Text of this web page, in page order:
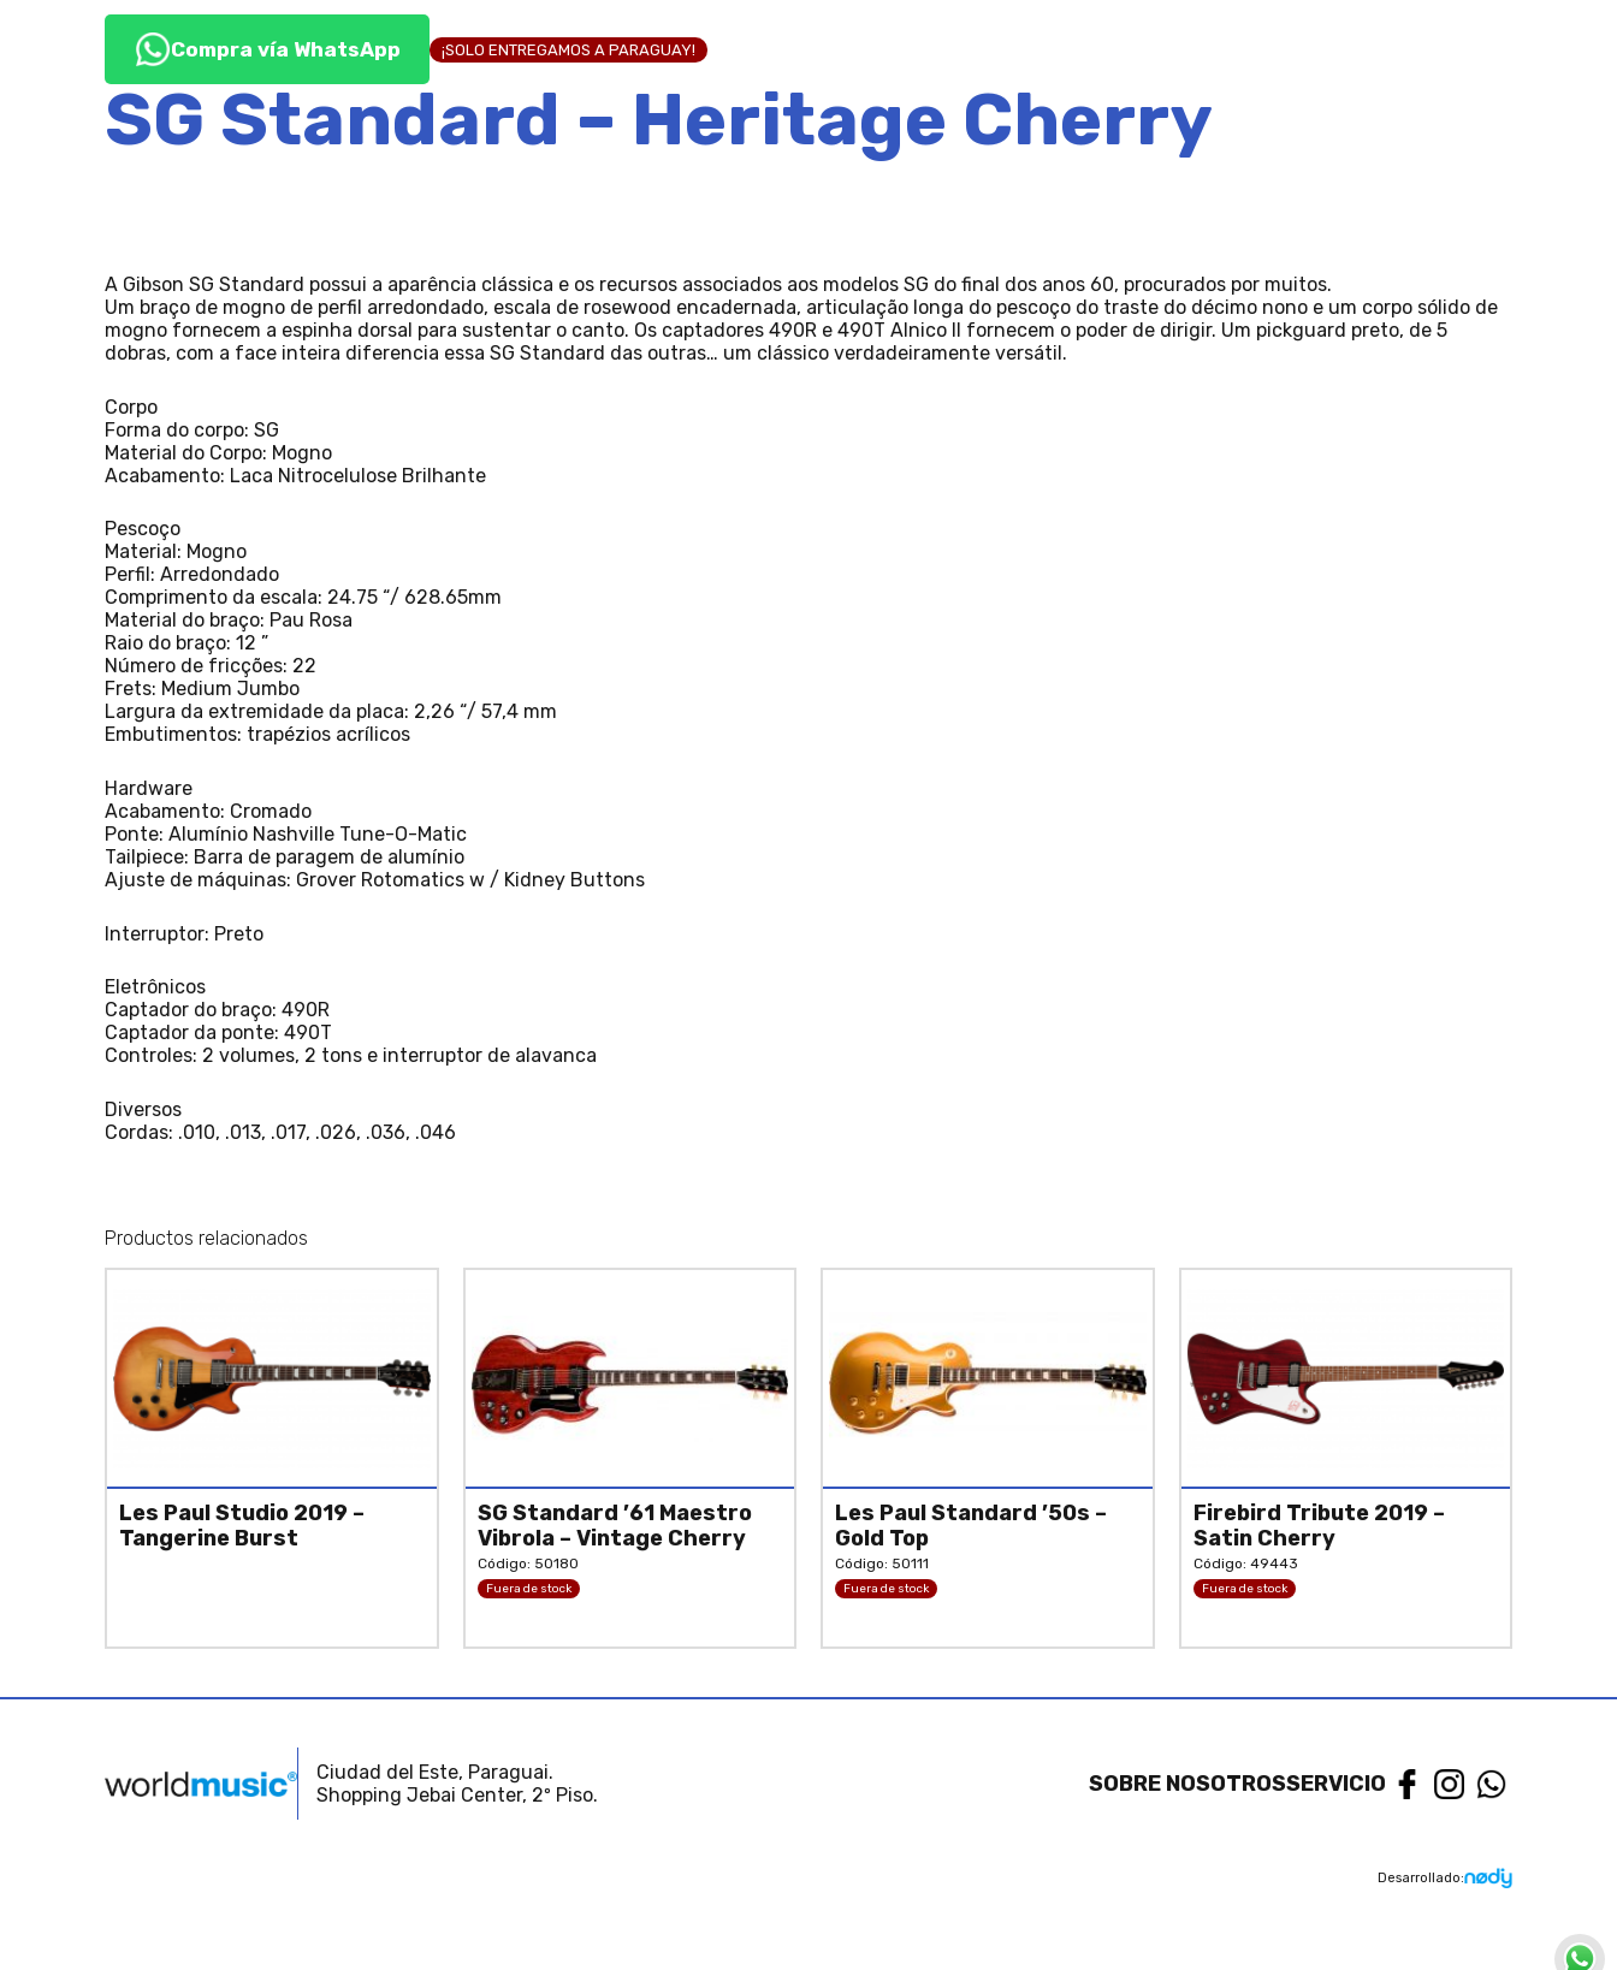
Compra vía WhatsApp ¡SOLO ENTREGAMOS A PARAGUAY!
SG Standard – Heritage Cherry
A Gibson SG Standard possui a aparência clássica e os recursos associados aos modelos SG do final dos anos 60, procurados por muitos.
Um braço de mogno de perfil arredondado, escala de rosewood encadernada, articulação longa do pescoço do traste do décimo nono e um corpo sólido de
mogno fornecem a espinha dorsal para sustentar o canto. Os captadores 490R e 490T Alnico II fornecem o poder de dirigir. Um pickguard preto, de 5
dobras, com a face inteira diferencia essa SG Standard das outras… um clássico verdadeiramente versátil.
Corpo
Forma do corpo: SG
Material do Corpo: Mogno
Acabamento: Laca Nitrocelulose Brilhante
Pescoço
Material: Mogno
Perfil: Arredondado
Comprimento da escala: 24.75 “/ 628.65mm
Material do braço: Pau Rosa
Raio do braço: 12 ”
Número de fricções: 22
Frets: Medium Jumbo
Largura da extremidade da placa: 2,26 “/ 57,4 mm
Embutimentos: trapézios acrílicos
Hardware
Acabamento: Cromado
Ponte: Alumínio Nashville Tune-O-Matic
Tailpiece: Barra de paragem de alumínio
Ajuste de máquinas: Grover Rotomatics w / Kidney Buttons
Interruptor: Preto
Eletrônicos
Captador do braço: 490R
Captador da ponte: 490T
Controles: 2 volumes, 2 tons e interruptor de alavanca
Diversos
Cordas: .010, .013, .017, .026, .036, .046
Productos relacionados
Les Paul Studio 2019 –
Tangerine Burst
SG Standard ’61 Maestro
Vibrola – Vintage Cherry
Código: 50180
Fuera de stock
Les Paul Standard ’50s –
Gold Top
Código: 50111
Fuera de stock
Firebird Tribute 2019 –
Satin Cherry
Código: 49443
Fuera de stock
Ciudad del Este, Paraguai.
Shopping Jebai Center, 2º Piso.
SOBRE NOSOTROSSERVICIO
Desarrollado: